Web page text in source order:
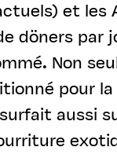
et les
döners par
Non
pour
aussi